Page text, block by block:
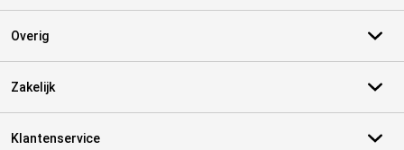
Overig
Zakelijk
Klantenservice